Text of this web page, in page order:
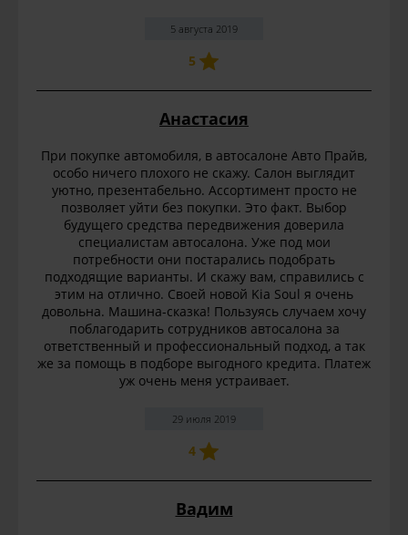
5 августа 2019
5
Анастасия
При покупке автомобиля, в автосалоне Авто Прайв,
особо ничего плохого не скажу. Салон выглядит
уютно, презентабельно. Ассортимент просто не
позволяет уйти без покупки. Это факт. Выбор
будущего средства передвижения доверила
специалистам автосалона. Уже под мои
потребности они постарались подобрать
подходящие варианты. И скажу вам, справились с
этим на отлично. Своей новой Kia Soul я очень
довольна. Машина-сказка! Пользуясь случаем хочу
поблагодарить сотрудников автосалона за
ответственный и профессиональный подход, а так
же за помощь в подборе выгодного кредита. Платеж
уж очень меня устраивает.
29 июля 2019
4
Вадим